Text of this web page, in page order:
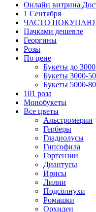
Онлайн витрина
1 Сентября
ЧАСТО
Пачками дешевле
Георгины
Розы
По цене
Букеты до 3000
Букеты 3000-
Букеты 5000-
101 роза
Монобукеты
Все цветы
Альстромерии
Герберы
Гладиолусы
Гипсофила
Гортензии
Диантусы
Ирисы
Лилии
Подсолнухи
Ромашки
Орхидеи